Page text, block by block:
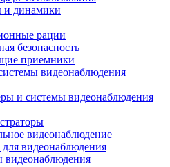
и динамики
рации
безопасность
приемники
видеонаблюдения
и системы видеонаблюдения
видеонаблюдение
видеонаблюдения
видеонаблюдения